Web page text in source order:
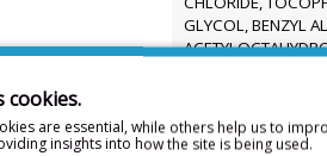
GLYCOL, BENZYL
NITRATE,
350mL
cookies.
are essential, while others help us to
insights into how the site is being used.